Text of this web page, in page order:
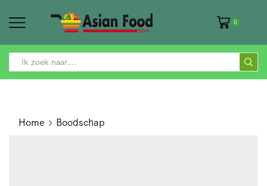
0
SEARCH
Home Boodschap